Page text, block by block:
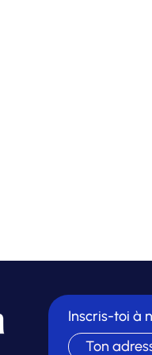
Inscris-toi à